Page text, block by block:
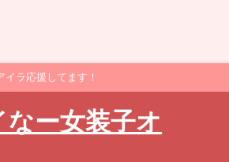
ラ応援してます！
ー女装子オ